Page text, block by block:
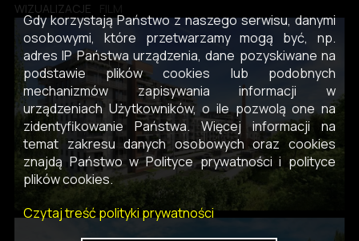
WIZUALIZACJE
Gdy korzystają Państwo z naszego serwisu, danymi
osobowymi, które przetwarzamy mogą być, np.
adres IP Państwa urządzenia, dane pozyskiwane na
podstawie plików cookies lub podobnych
mechanizmów zapisywania informacji w
urządzeniach Użytkowników, o ile pozwolą one na
zidentyfikowanie Państwa. Więcej informacji na
temat zakresu danych osobowych oraz cookies
znajdą Państwo w Polityce prywatności i polityce
plików cookies.
Czytaj treść polityki prywatności